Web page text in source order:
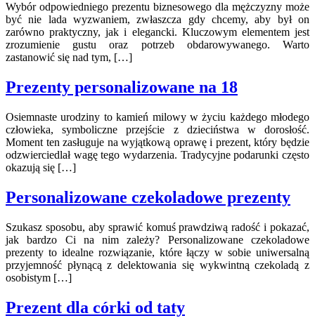
Wybór odpowiedniego prezentu biznesowego dla mężczyzny może
być nie lada wyzwaniem, zwłaszcza gdy chcemy, aby był on
zarówno praktyczny, jak i elegancki. Kluczowym elementem jest
zrozumienie gustu oraz potrzeb obdarowywanego. Warto
zastanowić się nad tym, […]
Prezenty personalizowane na 18
Osiemnaste urodziny to kamień milowy w życiu każdego młodego
człowieka, symboliczne przejście z dzieciństwa w dorosłość.
Moment ten zasługuje na wyjątkową oprawę i prezent, który będzie
odzwierciedlał wagę tego wydarzenia. Tradycyjne podarunki często
okazują się […]
Personalizowane czekoladowe prezenty
Szukasz sposobu, aby sprawić komuś prawdziwą radość i pokazać,
jak bardzo Ci na nim zależy? Personalizowane czekoladowe
prezenty to idealne rozwiązanie, które łączy w sobie uniwersalną
przyjemność płynącą z delektowania się wykwintną czekoladą z
osobistym […]
Prezent dla córki od taty